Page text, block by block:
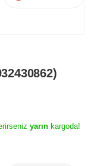
yarın kargoda!